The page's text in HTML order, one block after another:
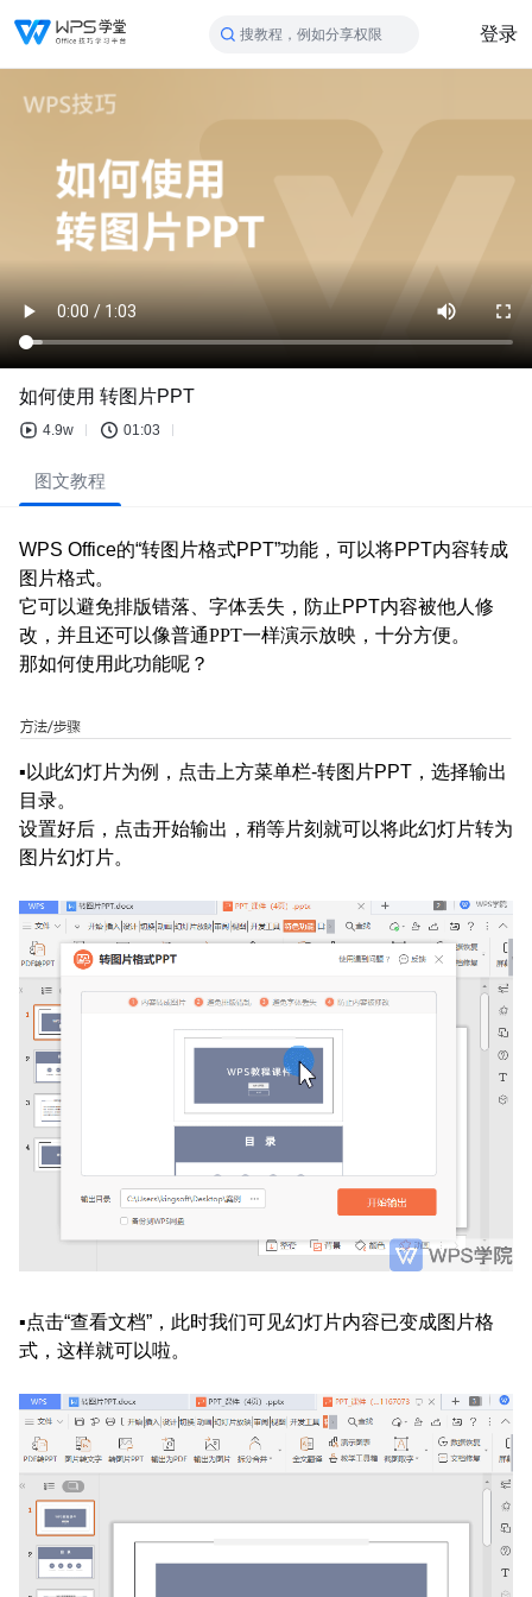
搜教程，例如分享权限 登录
如何使用 转图片PPT
4.9w 01:03
图文教程
WPS Office的“转图片格式PPT”功能，可以将PPT内容转成
图片格式。
它可以避免排版错落、字体丢失，防止PPT内容被他人修
改， 并且还可以像普通PPT一样演示放映，十分方便。
那如何使用此功能呢？
▪以此幻灯片为例，点击上方菜单栏-转图片PPT，选择输出
目录。
设置好后，点击开始输出，稍等片刻就可以将此幻灯片转为
图片幻灯片。
▪点击“查看文档”，此时我们可见幻灯片内容已变成图片格
式，这样就可以啦。